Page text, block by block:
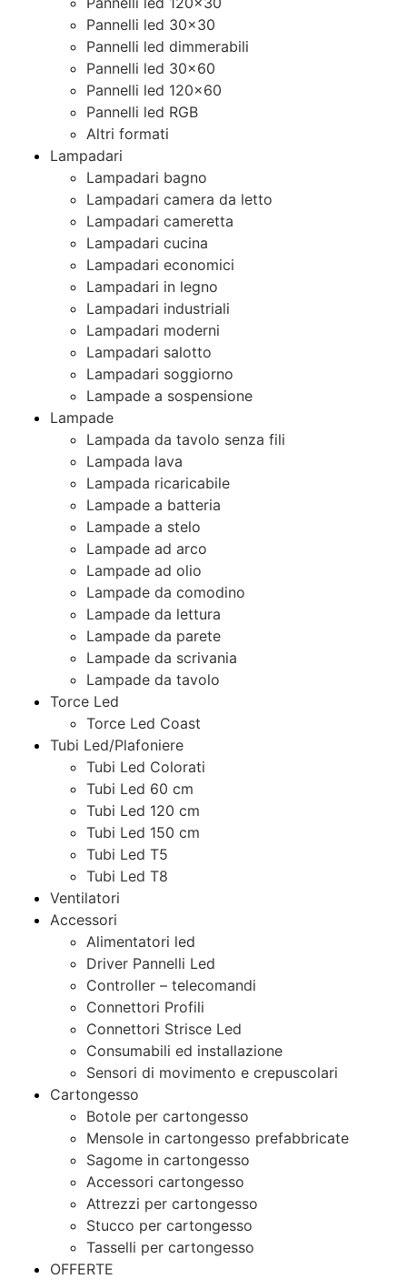
Pannelli led 30×30
Pannelli led dimmerabili
Pannelli led 30×60
Pannelli led 120×60
Pannelli led RGB
Altri formati
Lampadari
Lampadari bagno
Lampadari camera da letto
Lampadari cameretta
Lampadari cucina
Lampadari economici
Lampadari in legno
Lampadari industriali
Lampadari moderni
Lampadari salotto
Lampadari soggiorno
Lampade a sospensione
Lampade
Lampada da tavolo senza fili
Lampada lava
Lampada ricaricabile
Lampade a batteria
Lampade a stelo
Lampade ad arco
Lampade ad olio
Lampade da comodino
Lampade da lettura
Lampade da parete
Lampade da scrivania
Lampade da tavolo
Torce Led
Torce Led Coast
Tubi Led/Plafoniere
Tubi Led Colorati
Tubi Led 60 cm
Tubi Led 120 cm
Tubi Led 150 cm
Tubi Led T5
Tubi Led T8
Ventilatori
Accessori
Alimentatori led
Driver Pannelli Led
Controller – telecomandi
Connettori Profili
Connettori Strisce Led
Consumabili ed installazione
Sensori di movimento e crepuscolari
Cartongesso
Botole per cartongesso
Mensole in cartongesso prefabbricate
Sagome in cartongesso
Accessori cartongesso
Attrezzi per cartongesso
Stucco per cartongesso
Tasselli per cartongesso
OFFERTE